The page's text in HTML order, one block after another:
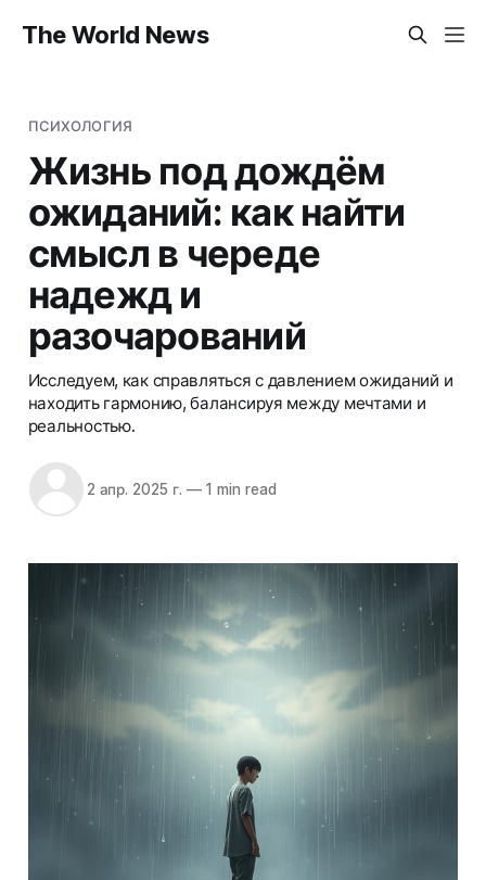
The World News
ПСИХОЛОГИЯ
Жизнь под дождём
ожиданий: как найти
смысл в череде
надежд и
разочарований
Исследуем, как справляться с давлением ожиданий и
находить гармонию, балансируя между мечтами и
реальностью.
2 апр. 2025 г. —1 min read